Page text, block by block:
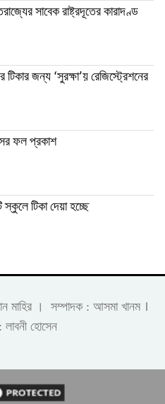
সাবেক রাষ্ট্রদূতের কারাদণ্ড
টিকার জন্য ‘সুরক্ষা’য় রেজিস্ট্রেশনের
ফল প্রকাশ
টিকা দেয়া হচ্ছে
মাহির । সম্পাদক : আসমা খানম ।
হোসেন